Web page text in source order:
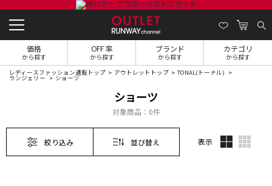
価格
から探す
OFF 率
から探す
ブランド
から探す
カテゴリ
から探す
レディースファッション通販トップ アウトレットトップ TONAL(トーナル)
ランジェリー ショーツ
ショーツ
対象商品： 0件
絞り込み 並び替え 表示